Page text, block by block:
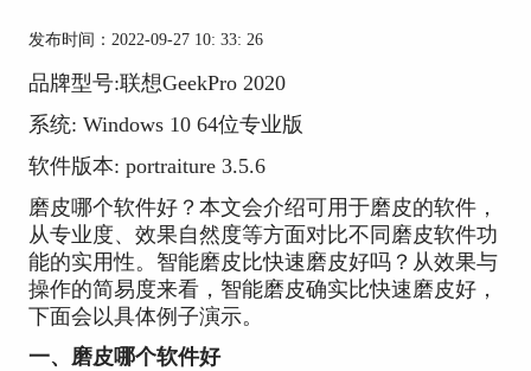
发布时间：2022-09-27 10: 33: 26
品牌型号:联想GeekPro 2020
系统: Windows 10 64位专业版
软件版本: portraiture 3.5.6
磨皮哪个软件好？本文会介绍可用于磨皮的软件，
从专业度、效果自然度等方面对比不同磨皮软件功
能的实用性。智能磨皮比快速磨皮好吗？从效果与
操作的简易度来看，智能磨皮确实比快速磨皮好，
下面会以具体例子演示。
一、磨皮哪个软件好